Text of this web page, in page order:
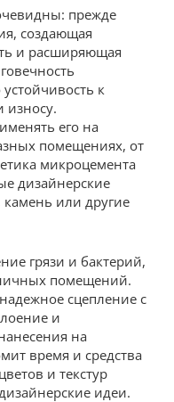
прежде
создающая
и расширяющая
к
износу.
его на
помещениях, от
микроцемента
дизайнерские
или другие
грязи и бактерий,
помещений.
сцепление с
и
на
время и средства
и текстур
идеи.